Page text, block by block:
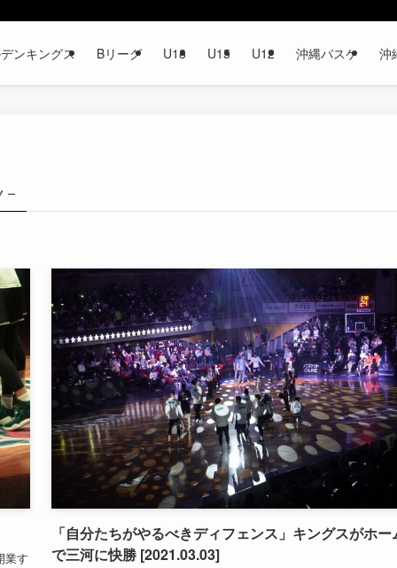
ンキングス Bリーグ U18 U15 U12 沖縄バスケ 沖
–
業す
「自分たちがやるべきディフェンス」キングスがホー
で三河に快勝 [2021.03.03]